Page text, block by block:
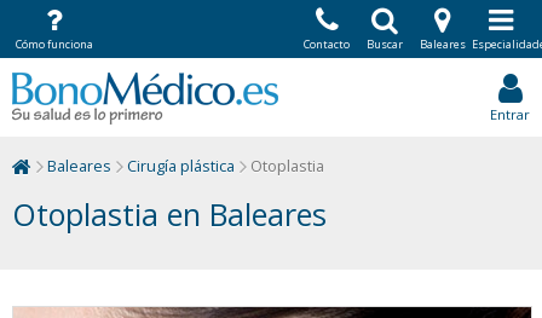
Entrar
Baleares Cirugía plástica Otoplastia
Otoplastia en Baleares
Cómo funciona Contacto Buscar Baleares